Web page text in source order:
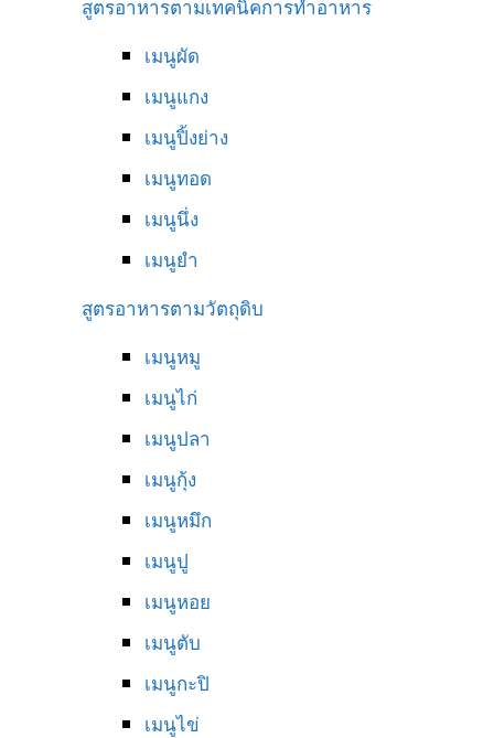
สูตรอาหารตามเทคนิคการทำอาหาร
เมนูผัด
เมนูแกง
เมนูปิ้งย่าง
เมนูทอด
เมนูนึ่ง
เมนูยำ
สูตรอาหารตามวัตถุดิบ
เมนูหมู
เมนูไก่
เมนูปลา
เมนูกุ้ง
เมนูหมึก
เมนูปู
เมนูหอย
เมนูตับ
เมนูกะปิ
เมนูไข่